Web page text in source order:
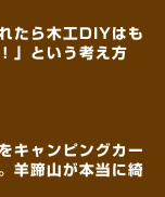
たら木工DIYはも
」という考え方
キャンピングカー
羊蹄山が本当に綺